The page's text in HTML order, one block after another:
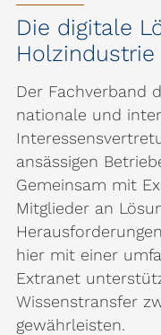
Die digitale
Holzindustrie
Der Fachverband
nationale und
ansässigen
Gemeinsam mit
Mitglieder an
hier mit einer
Extranet
Wissenstransfer
gewährleisten.